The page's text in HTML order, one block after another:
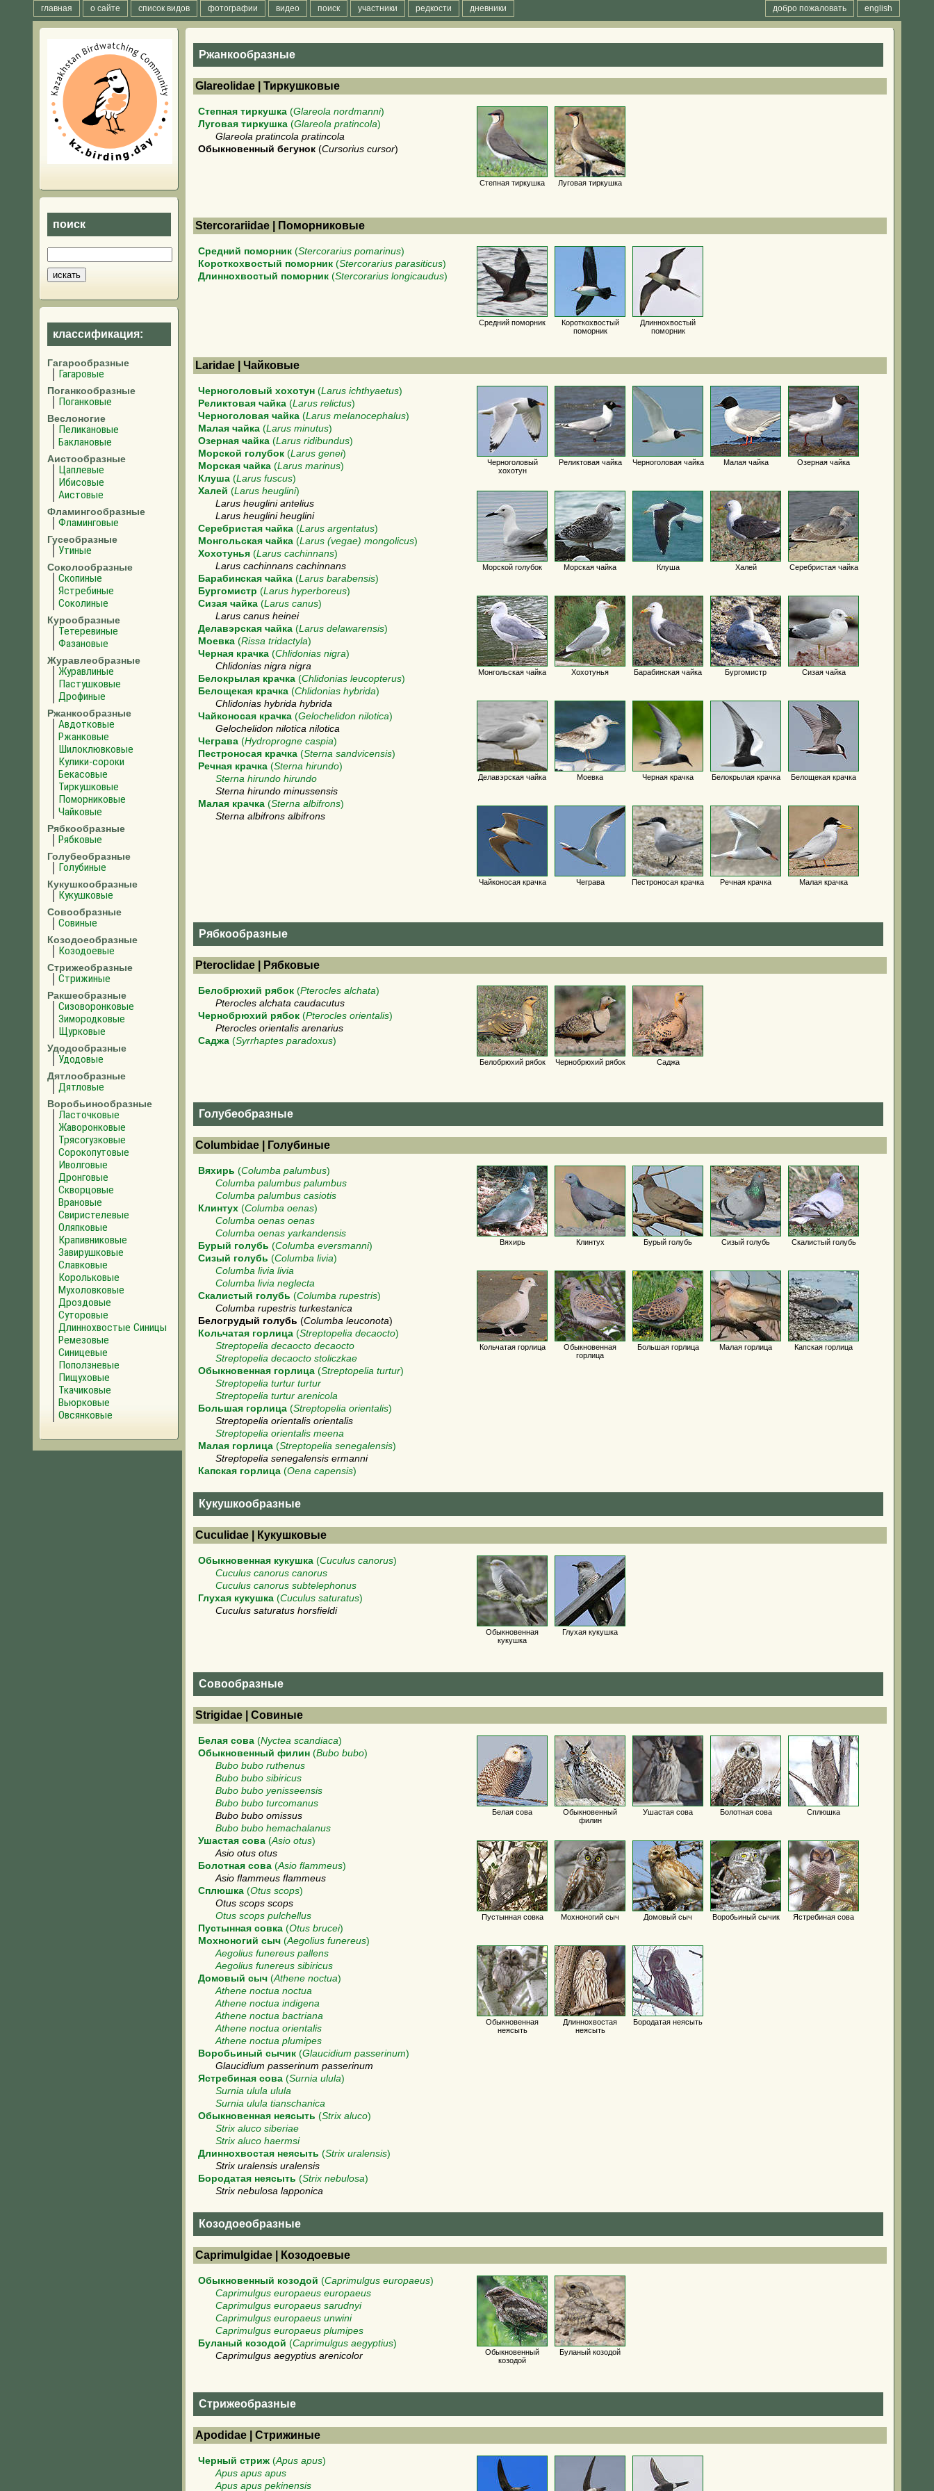
главная о сайте список видов фотографии видео поиск участники редкости дневники english
добро пожаловать
поиск
классификация:
Гагарообразные
Гагаровые
Поганкообразные
Поганковые
Веслоногие
Пеликановые
Баклановые
Аистообразные
Цаплевые
Ибисовые
Аистовые
Фламингообразные
Фламинговые
Гусеобразные
Утиные
Соколообразные
Скопиные
Ястребиные
Соколиные
Курообразные
Тетеревиные
Фазановые
Журавлеобразные
Журавлиные
Пастушковые
Дрофиные
Ржанкообразные
Авдотковые
Ржанковые
Шилоклювковые
Кулики-сороки
Бекасовые
Тиркушковые
Поморниковые
Чайковые
Рябкообразные
Рябковые
Голубеобразные
Голубиные
Кукушкообразные
Кукушковые
Совообразные
Совиные
Козодоеобразные
Козодоевые
Стрижеобразные
Стрижиные
Ракшеобразные
Сизоворонковые
Зимородковые
Щурковые
Удодообразные
Удодовые
Дятлообразные
Дятловые
Воробьинообразные
Ласточковые
Жаворонковые
Трясогузковые
Сорокопутовые
Иволговые
Дронговые
Скворцовые
Врановые
Свиристелевые
Оляпковые
Крапивниковые
Завирушковые
Славковые
Корольковые
Мухоловковые
Дроздовые
Суторовые
Длиннохвостые Синицы
Ремезовые
Синицевые
Поползневые
Пищуховые
Ткачиковые
Вьюрковые
Овсянковые
Ржанкообразные
Glareolidae | Тиркушковые
Степная тиркушка (Glareola nordmanni)
Луговая тиркушка (Glareola pratincola)
Glareola pratincola pratincola
Обыкновенный бегунок (Cursorius cursor)
Степная тиркушка Луговая тиркушка
Stercorariidae | Поморниковые
Средний поморник (Stercorarius pomarinus)
Короткохвостый поморник (Stercorarius parasiticus)
Длиннохвостый поморник (Stercorarius longicaudus)
Средний поморник
Короткохвостый
поморник
Длиннохвостый
поморник
Laridae | Чайковые
Черноголовый хохотун (Larus ichthyaetus)
Реликтовая чайка (Larus relictus)
Черноголовая чайка (Larus melanocephalus)
Малая чайка (Larus minutus)
Озерная чайка (Larus ridibundus)
Морской голубок (Larus genei)
Морская чайка (Larus marinus)
Клуша (Larus fuscus)
Халей (Larus heuglini)
Larus heuglini antelius
Larus heuglini heuglini
Серебристая чайка (Larus argentatus)
Монгольская чайка (Larus (vegae) mongolicus)
Хохотунья (Larus cachinnans)
Larus cachinnans cachinnans
Барабинская чайка (Larus barabensis)
Бургомистр (Larus hyperboreus)
Сизая чайка (Larus canus)
Larus canus heinei
Делавэрская чайка (Larus delawarensis)
Моевка (Rissa tridactyla)
Черная крачка (Chlidonias nigra)
Chlidonias nigra nigra
Белокрылая крачка (Chlidonias leucopterus)
Белощекая крачка (Chlidonias hybrida)
Chlidonias hybrida hybrida
Чайконосая крачка (Gelochelidon nilotica)
Gelochelidon nilotica nilotica
Чеграва (Hydroprogne caspia)
Пестроносая крачка (Sterna sandvicensis)
Речная крачка (Sterna hirundo)
Sterna hirundo hirundo
Sterna hirundo minussensis
Малая крачка (Sterna albifrons)
Sterna albifrons albifrons
Черноголовый
хохотун
Реликтовая чайка Черноголовая чайка Малая чайка Озерная чайка
Морской голубок Морская чайка Клуша Халей Серебристая чайка
Монгольская чайка Хохотунья Барабинская чайка Бургомистр Сизая чайка
Делавэрская чайка Моевка Черная крачка Белокрылая крачка Белощекая крачка
Чайконосая крачка Чеграва Пестроносая крачка Речная крачка Малая крачка
Рябкообразные
Pteroclidae | Рябковые
Белобрюхий рябок (Pterocles alchata)
Pterocles alchata caudacutus
Чернобрюхий рябок (Pterocles orientalis)
Pterocles orientalis arenarius
Саджа (Syrrhaptes paradoxus)
Белобрюхий рябок Чернобрюхий рябок Саджа
Голубеобразные
Columbidae | Голубиные
Вяхирь (Columba palumbus)
Columba palumbus palumbus
Columba palumbus casiotis
Клинтух (Columba oenas)
Columba oenas oenas
Columba oenas yarkandensis
Бурый голубь (Columba eversmanni)
Сизый голубь (Columba livia)
Columba livia livia
Columba livia neglecta
Скалистый голубь (Columba rupestris)
Columba rupestris turkestanica
Белогрудый голубь (Columba leuconota)
Кольчатая горлица (Streptopelia decaocto)
Streptopelia decaocto decaocto
Streptopelia decaocto stoliczkae
Обыкновенная горлица (Streptopelia turtur)
Streptopelia turtur turtur
Streptopelia turtur arenicola
Большая горлица (Streptopelia orientalis)
Streptopelia orientalis orientalis
Streptopelia orientalis meena
Малая горлица (Streptopelia senegalensis)
Streptopelia senegalensis ermanni
Капская горлица (Oena capensis)
Вяхирь Клинтух Бурый голубь Сизый голубь Скалистый голубь
Кольчатая горлица
Обыкновенная
горлица
Большая горлица Малая горлица Капская горлица
Кукушкообразные
Cuculidae | Кукушковые
Обыкновенная кукушка (Cuculus canorus)
Cuculus canorus canorus
Cuculus canorus subtelephonus
Глухая кукушка (Cuculus saturatus)
Cuculus saturatus horsfieldi
Обыкновенная
кукушка
Глухая кукушка
Совообразные
Strigidae | Совиные
Белая сова (Nyctea scandiaca)
Обыкновенный филин (Bubo bubo)
Bubo bubo ruthenus
Bubo bubo sibiricus
Bubo bubo yenisseensis
Bubo bubo turcomanus
Bubo bubo omissus
Bubo bubo hemachalanus
Ушастая сова (Asio otus)
Asio otus otus
Болотная сова (Asio flammeus)
Asio flammeus flammeus
Сплюшка (Otus scops)
Otus scops scops
Otus scops pulchellus
Пустынная совка (Otus brucei)
Мохноногий сыч (Aegolius funereus)
Aegolius funereus pallens
Aegolius funereus sibiricus
Домовый сыч (Athene noctua)
Athene noctua noctua
Athene noctua indigena
Athene noctua bactriana
Athene noctua orientalis
Athene noctua plumipes
Воробьиный сычик (Glaucidium passerinum)
Glaucidium passerinum passerinum
Ястребиная сова (Surnia ulula)
Surnia ulula ulula
Surnia ulula tianschanica
Обыкновенная неясыть (Strix aluco)
Strix aluco siberiae
Strix aluco haermsi
Длиннохвостая неясыть (Strix uralensis)
Strix uralensis uralensis
Бородатая неясыть (Strix nebulosa)
Strix nebulosa lapponica
Белая сова
Обыкновенный
филин
Ушастая сова Болотная сова Сплюшка
Пустынная совка Мохноногий сыч Домовый сыч Воробьиный сычик Ястребиная сова
Обыкновенная
неясыть
Длиннохвостая
неясыть
Бородатая неясыть
Козодоеобразные
Caprimulgidae | Козодоевые
Обыкновенный козодой (Caprimulgus europaeus)
Caprimulgus europaeus europaeus
Caprimulgus europaeus sarudnyi
Caprimulgus europaeus unwini
Caprimulgus europaeus plumipes
Буланый козодой (Caprimulgus aegyptius)
Caprimulgus aegyptius arenicolor
Обыкновенный
козодой
Буланый козодой
Стрижеобразные
Apodidae | Стрижиные
Черный стриж (Apus apus)
Apus apus apus
Apus apus pekinensis